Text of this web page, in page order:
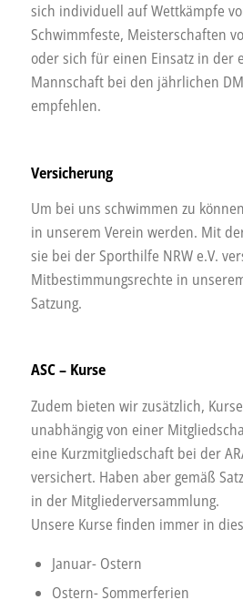
sich individuell auf Wettkämpfe
Schwimmfeste, Meisterschaften
oder sich für einen Einsatz in der
Mannschaft bei den jährlichen
empfehlen.
Versicherung
Um bei uns schwimmen zu
in unserem Verein werden. Mit
sie bei der Sporthilfe NRW e.V.
Mitbestimmungsrechte in
Satzung.
ASC – Kurse
Zudem bieten wir zusätzlich,
unabhängig von einer
eine Kurzmitgliedschaft bei der
versichert. Haben aber gemäß
in der Mitgliederversammlung.
Unsere Kurse finden immer in
Januar- Ostern
Ostern- Sommerferien